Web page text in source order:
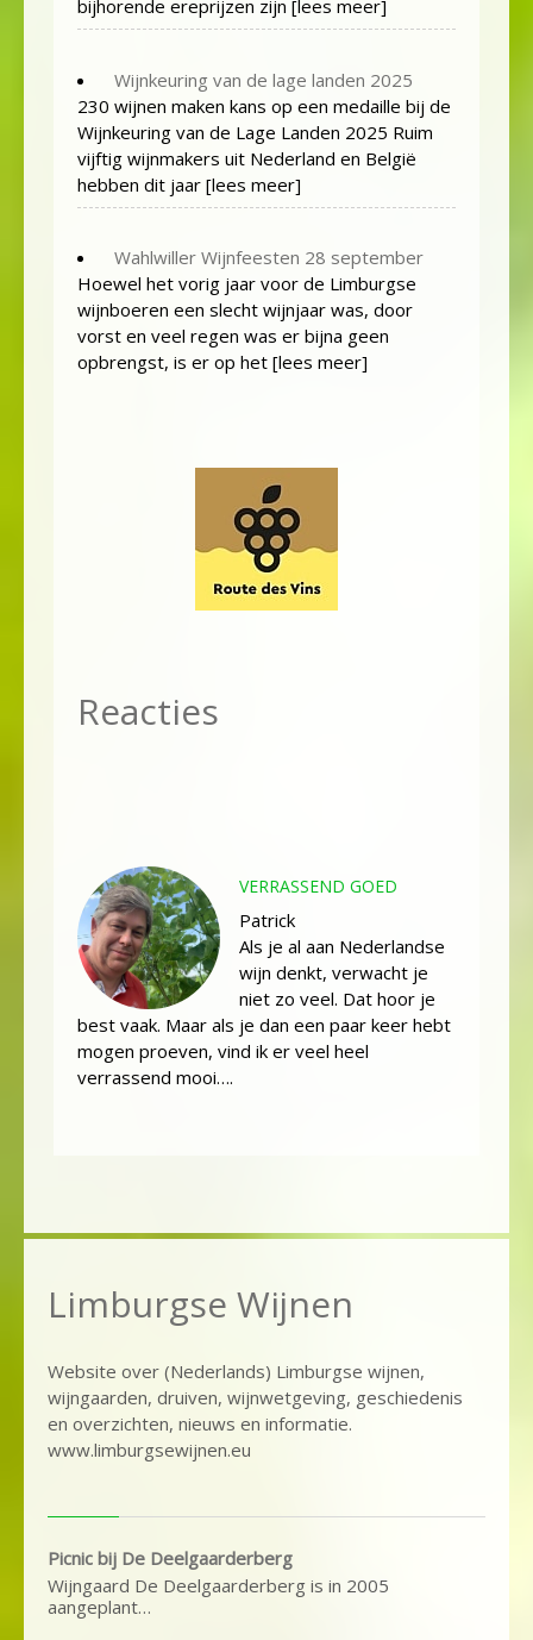
bijhorende ereprijzen zijn [lees meer]
Wijnkeuring van de lage landen 2025
230 wijnen maken kans op een medaille bij de
Wijnkeuring van de Lage Landen 2025 Ruim
vijftig wijnmakers uit Nederland en België
hebben dit jaar [lees meer]
Wahlwiller Wijnfeesten 28 september
Hoewel het vorig jaar voor de Limburgse
wijnboeren een slecht wijnjaar was, door
vorst en veel regen was er bijna geen
opbrengst, is er op het [lees meer]
Reacties
VERRASSEND GOED
Patrick
Als je al aan Nederlandse
wijn denkt, verwacht je
niet zo veel. Dat hoor je
best vaak. Maar als je dan een paar keer hebt
mogen proeven, vind ik er veel heel
verrassend mooi….
Limburgse Wijnen
Website over (Nederlands) Limburgse wijnen,
wijngaarden, druiven, wijnwetgeving, geschiedenis
en overzichten, nieuws en informatie.
www.limburgsewijnen.eu
Picnic bij De Deelgaarderberg
Wijngaard De Deelgaarderberg is in 2005
aangeplant…